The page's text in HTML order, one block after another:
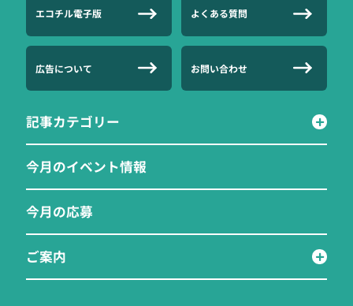
エコチル電子版 よくある質問
広告について お問い合わせ
記事カテゴリー
今月のイベント情報
今月の応募
ご案内